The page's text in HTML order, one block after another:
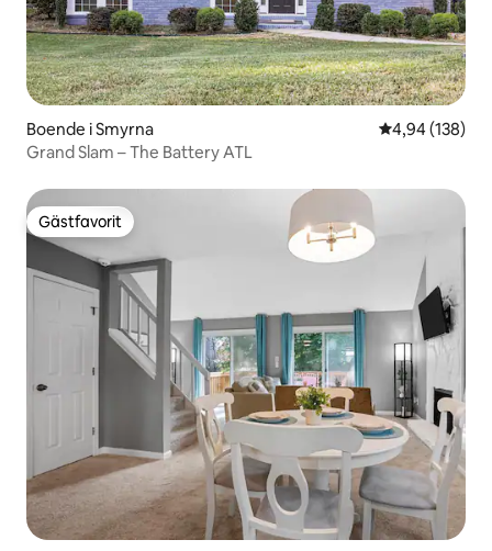
Boende i Smyrna 4,94 av 5 i
4,94 (138)
Grand Slam – The Battery ATL
Gästfavorit
Gästfavorit